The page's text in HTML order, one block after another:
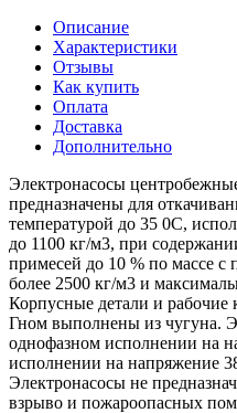
Описание
Характеристики
Отзывы
Как купить
Оплата
Доставка
Дополнительно
Электронасосы
предназначены для
температурой до 35 0С,
до 1100 кг/м3, при
примесей до 10 % по массе с
более 2500 кг/м3 и
Корпусные детали и рабочие
Гном выполнены из чугуна.
однофазном исполнении на
исполнении на напряжение
Электронасосы не
взрыво и пожароопасных